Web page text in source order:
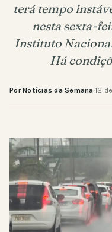
terá tempo
nesta sexta-
Instituto
Há
Por Notícias da Semana·12